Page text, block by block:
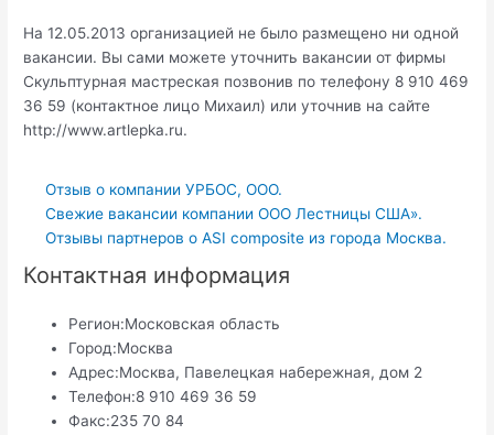
На 12.05.2013 организацией не было размещено ни одной
вакансии. Вы сами можете уточнить вакансии от фирмы
Скульптурная мастреская позвонив по телефону 8 910 469
36 59 (контактное лицо Михаил) или уточнив на сайте
http://www.artlepka.ru.
Отзыв о компании УРБОС, ООО.
Свежие вакансии компании ООО Лестницы США».
Отзывы партнеров о ASI composite из города Москва.
Контактная информация
Регион:Московская область
Город:Москва
Адрес:Москва, Павелецкая набережная, дом 2
Телефон:8 910 469 36 59
Факс:235 70 84